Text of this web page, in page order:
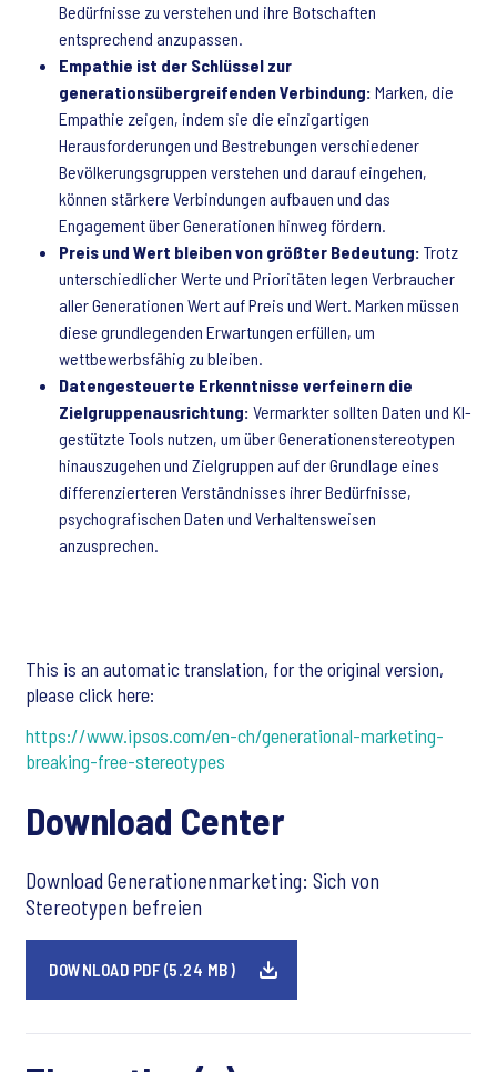
Bedürfnisse zu verstehen und ihre Botschaften
entsprechend anzupassen.
Empathie ist der Schlüssel zur
generationsübergreifenden Verbindung: Marken, die
Empathie zeigen, indem sie die einzigartigen
Herausforderungen und Bestrebungen verschiedener
Bevölkerungsgruppen verstehen und darauf eingehen,
können stärkere Verbindungen aufbauen und das
Engagement über Generationen hinweg fördern.
Preis und Wert bleiben von größter Bedeutung: Trotz
unterschiedlicher Werte und Prioritäten legen Verbraucher
aller Generationen Wert auf Preis und Wert. Marken müssen
diese grundlegenden Erwartungen erfüllen, um
wettbewerbsfähig zu bleiben.
Datengesteuerte Erkenntnisse verfeinern die
Zielgruppenausrichtung: Vermarkter sollten Daten und KI-
gestützte Tools nutzen, um über Generationenstereotypen
hinauszugehen und Zielgruppen auf der Grundlage eines
differenzierteren Verständnisses ihrer Bedürfnisse,
psychografischen Daten und Verhaltensweisen
anzusprechen.
This is an automatic translation, for the original version,
please click here:
https://www.ipsos.com/en-ch/generational-marketing-
breaking-free-stereotypes
Download Center
Download Generationenmarketing: Sich von
Stereotypen befreien
DOWNLOAD PDF (5.24 MB)